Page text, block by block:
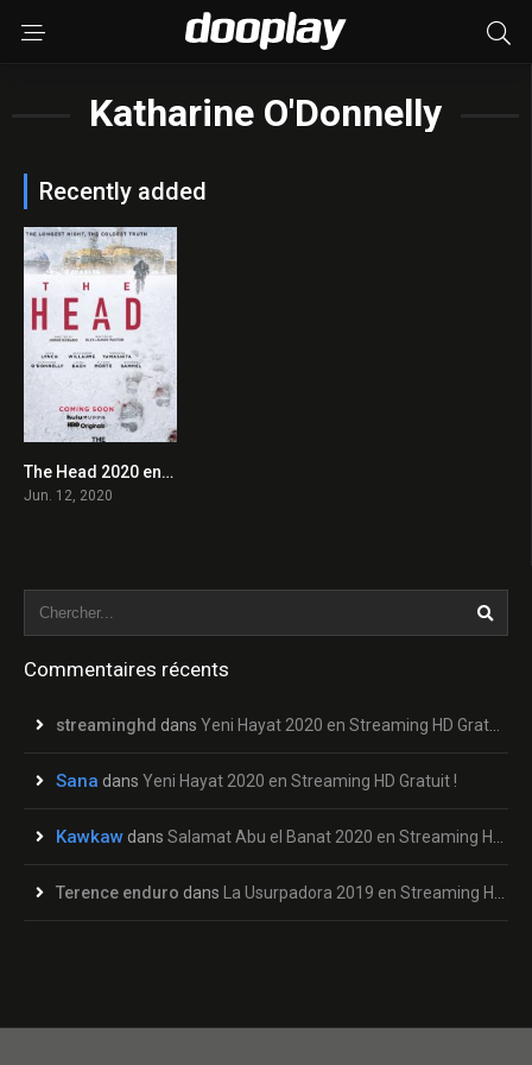
Katharine O'Donnelly
Recently added
0The Head 2020 en Streaming HD Gratuit !
Jun. 12, 2020
Commentaires récents
streaminghd dans Yeni Hayat 2020 en Streaming HD Gratuit !
Sana dans Yeni Hayat 2020 en Streaming HD Gratuit !
Kawkaw dans Salamat Abu el Banat 2020 en Streaming HD Gratuit !
Terence enduro dans La Usurpadora 2019 en Streaming HD Gratuit !